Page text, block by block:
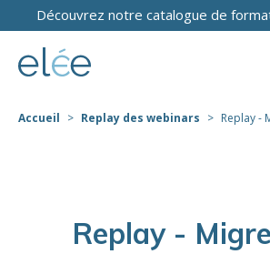
Découvrez notre catalogue de
Accueil Replay des webinars Replay -
Replay -